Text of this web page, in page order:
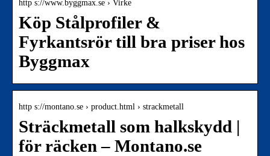
http s://www.byggmax.se › Virke
Köp Stålprofiler &
Fyrkantsrör till bra priser hos
Byggmax
http s://montano.se › product.html › strackmetall
Sträckmetall som halkskydd |
för räcken – Montano.se